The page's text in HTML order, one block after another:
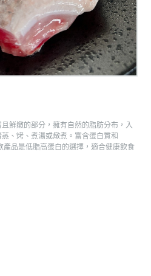
鮮嫩的部分，擁有自然的脂肪分布，入
、烤、煮湯或燉煮。富含蛋白質和
品是低脂高蛋白的選擇，適合健康飲食